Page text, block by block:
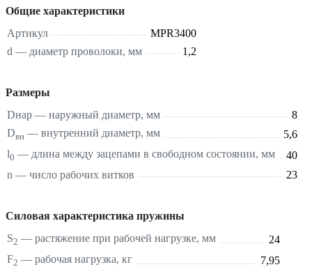
Общие характеристики
Артикул
MPR3400
d — диаметр проволоки, мм
1,2
Размеры
Dнар — наружный диаметр, мм
8
Dвн — внутренний диаметр, мм
5,6
l0 — длина между зацепами в свободном состоянии, мм
40
n — число рабочих витков
23
Силовая характеристика пружины
S2 — растяжение при рабочей нагрузке, мм
24
F2 — рабочая нагрузка, кг 7,95